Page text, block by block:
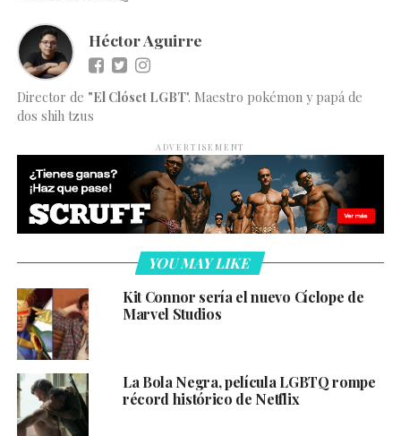
Héctor Aguirre
Director de "El Clóset LGBT". Maestro pokémon y papá de
dos shih tzus
ADVERTISEMENT
YOU MAY LIKE
Kit Connor sería el nuevo Cíclope de
Marvel Studios
La Bola Negra, película LGBTQ rompe
récord histórico de Netflix